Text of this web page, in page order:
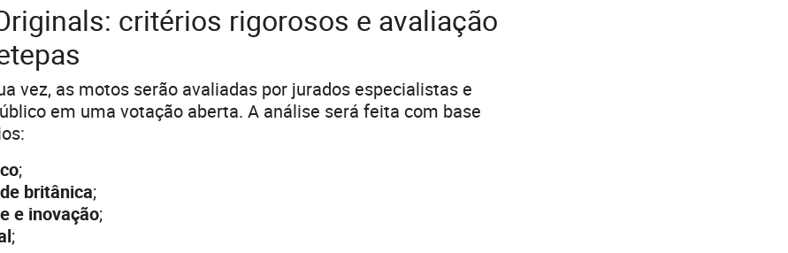
critérios rigorosos e avaliação
vez, as motos serão avaliadas por jurados especialistas e
em uma votação aberta. A análise será feita com base
;
britânica;
e inovação;
;